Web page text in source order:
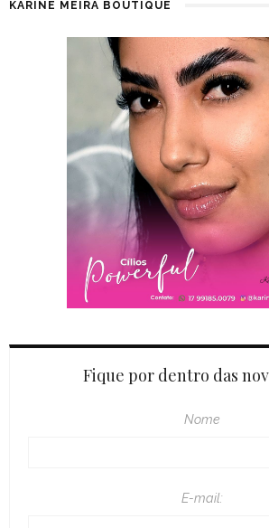
KARINE MEIRA BOUTIQUE
Fique por dentro das
Nome
E-mail: